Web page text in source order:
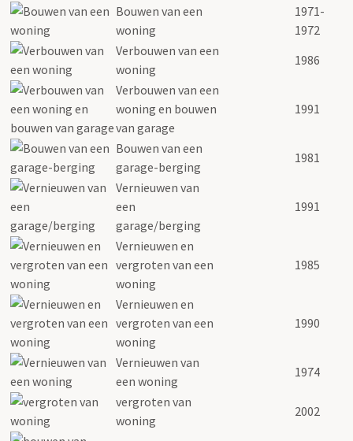
Bouwen van een
woning
1971-
1972
Verbouwen van een
woning
1986
Verbouwen van een
woning en bouwen
van garage
1991
Bouwen van een
garage-berging
1981
Vernieuwen van
een
garage/berging
1991
Vernieuwen en
vergroten van een
woning
1985
Vernieuwen en
vergroten van een
woning
1990
Vernieuwen van
een woning
1974
vergroten van
woning
2002